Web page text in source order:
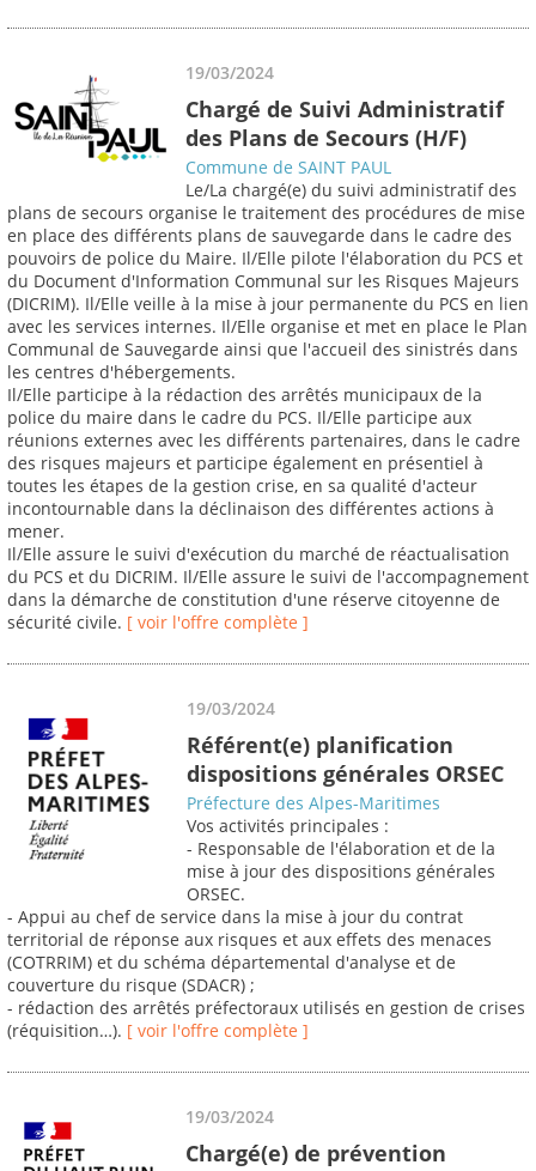
19/03/2024
Chargé de Suivi Administratif
des Plans de Secours (H/F)
Commune de SAINT PAUL
Le/La chargé(e) du suivi administratif des
plans de secours organise le traitement des procédures de mise
en place des différents plans de sauvegarde dans le cadre des
pouvoirs de police du Maire. Il/Elle pilote l'élaboration du PCS et
du Document d'Information Communal sur les Risques Majeurs
(DICRIM). Il/Elle veille à la mise à jour permanente du PCS en lien
avec les services internes. Il/Elle organise et met en place le Plan
Communal de Sauvegarde ainsi que l'accueil des sinistrés dans
les centres d'hébergements.
Il/Elle participe à la rédaction des arrêtés municipaux de la
police du maire dans le cadre du PCS. Il/Elle participe aux
réunions externes avec les différents partenaires, dans le cadre
des risques majeurs et participe également en présentiel à
toutes les étapes de la gestion crise, en sa qualité d'acteur
incontournable dans la déclinaison des différentes actions à
mener.
Il/Elle assure le suivi d'exécution du marché de réactualisation
du PCS et du DICRIM. Il/Elle assure le suivi de l'accompagnement
dans la démarche de constitution d'une réserve citoyenne de
sécurité civile. [ voir l'offre complète ]
19/03/2024
Référent(e) planification
dispositions générales ORSEC
Préfecture des Alpes-Maritimes
Vos activités principales :
- Responsable de l'élaboration et de la
mise à jour des dispositions générales
ORSEC.
- Appui au chef de service dans la mise à jour du contrat
territorial de réponse aux risques et aux effets des menaces
(COTRRIM) et du schéma départemental d'analyse et de
couverture du risque (SDACR) ;
- rédaction des arrêtés préfectoraux utilisés en gestion de crises
(réquisition…). [ voir l'offre complète ]
19/03/2024
Chargé(e) de prévention